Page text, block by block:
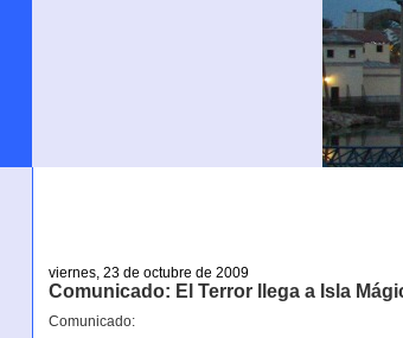
viernes, 23 de octubre de 2009
Comunicado: El Terror llega a Isla
Comunicado: